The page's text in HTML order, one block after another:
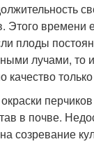
Этого времени
плоды
лучами, то
качество
в почве.
созревание